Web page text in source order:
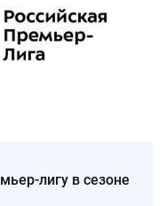
лигу в сезоне